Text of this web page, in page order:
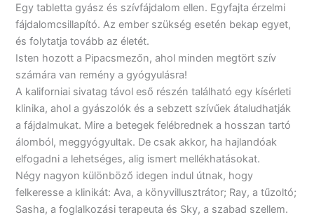
Egy tabletta gyász és szívfájdalom ellen. Egyfajta érzelmi
fájdalomcsillapító. Az ember szükség esetén bekap egyet,
és folytatja tovább az életét.
Isten hozott a Pipacsmezőn, ahol minden megtört szív
számára van remény a gyógyulásra!
A kaliforniai sivatag távol eső részén található egy kísérleti
klinika, ahol a gyászolók és a sebzett szívűek átaludhatják
a fájdalmukat. Mire a betegek felébrednek a hosszan tartó
álomból, meggyógyultak. De csak akkor, ha hajlandóak
elfogadni a lehetséges, alig ismert mellékhatásokat.
Négy nagyon különböző idegen indul útnak, hogy
felkeresse a klinikát: Ava, a könyvillusztrátor; Ray, a tűzoltó;
Sasha, a foglalkozási terapeuta és Sky, a szabad szellem.